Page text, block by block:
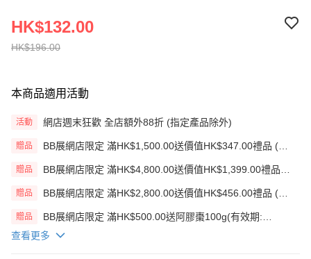
HK$196.00
HK$132.00
本商品適用活動
活動 網店週末狂歡 全店額外88折 (指定產品除外)
贈品
BB展網店限定 滿HK$1,500.00送價值HK$347.00禮品 (贈
贈品
BB展網店限定 滿HK$4,800.00送價值HK$1,399.00禮品
贈品
BB展網店限定 滿HK$2,800.00送價值HK$456.00禮品 (贈
贈品
BB展網店限定 滿HK$500.00送阿膠棗100g(有效期:
12/12/26)(贈品)(送完即止）
查看更多